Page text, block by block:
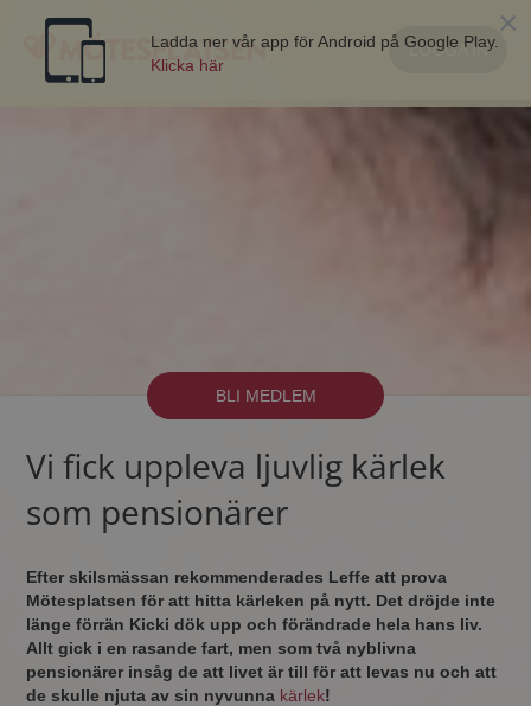
LOGGA IN
BLI MEDLEM
×
Ladda ner vår app för Android på Google Play.
Klicka här
Vi fick uppleva ljuvlig kärlek
som pensionärer
Efter skilsmässan rekommenderades Leffe att prova
Mötesplatsen för att hitta kärleken på nytt. Det dröjde inte
länge förrän Kicki dök upp och förändrade hela hans liv.
Allt gick i en rasande fart, men som två nyblivna
pensionärer insåg de att livet är till för att levas nu och att
de skulle njuta av sin nyvunna kärlek!